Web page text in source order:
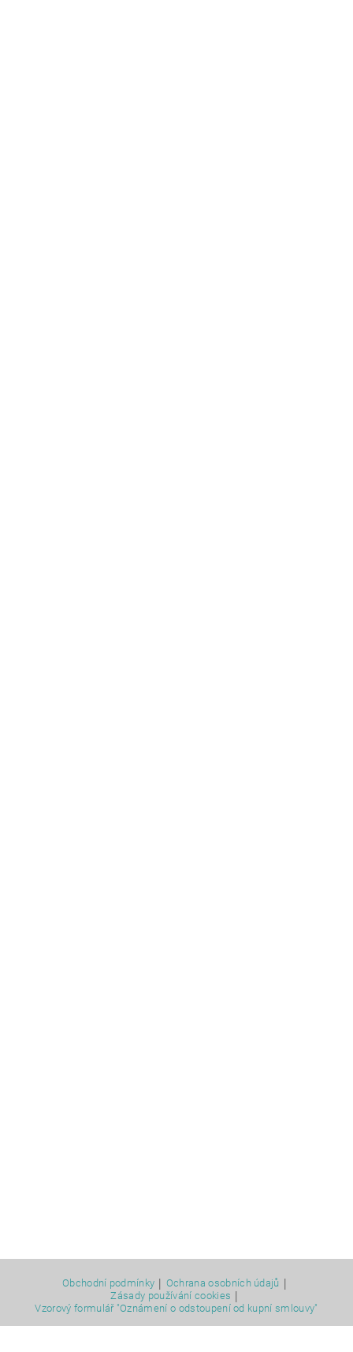
Obchodní podmínky Ochrana osobních údajů
Zásady používání cookies
Vzorový formulář "Oznámení o odstoupení od kupní smlouvy"